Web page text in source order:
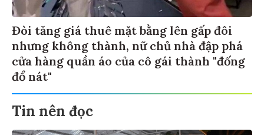
Đòi tăng giá thuê mặt bằng lên gấp đôi
nhưng không thành, nữ chủ nhà đập phá
cửa hàng quần áo của cô gái thành "đống
đổ nát"
Tin nên đọc